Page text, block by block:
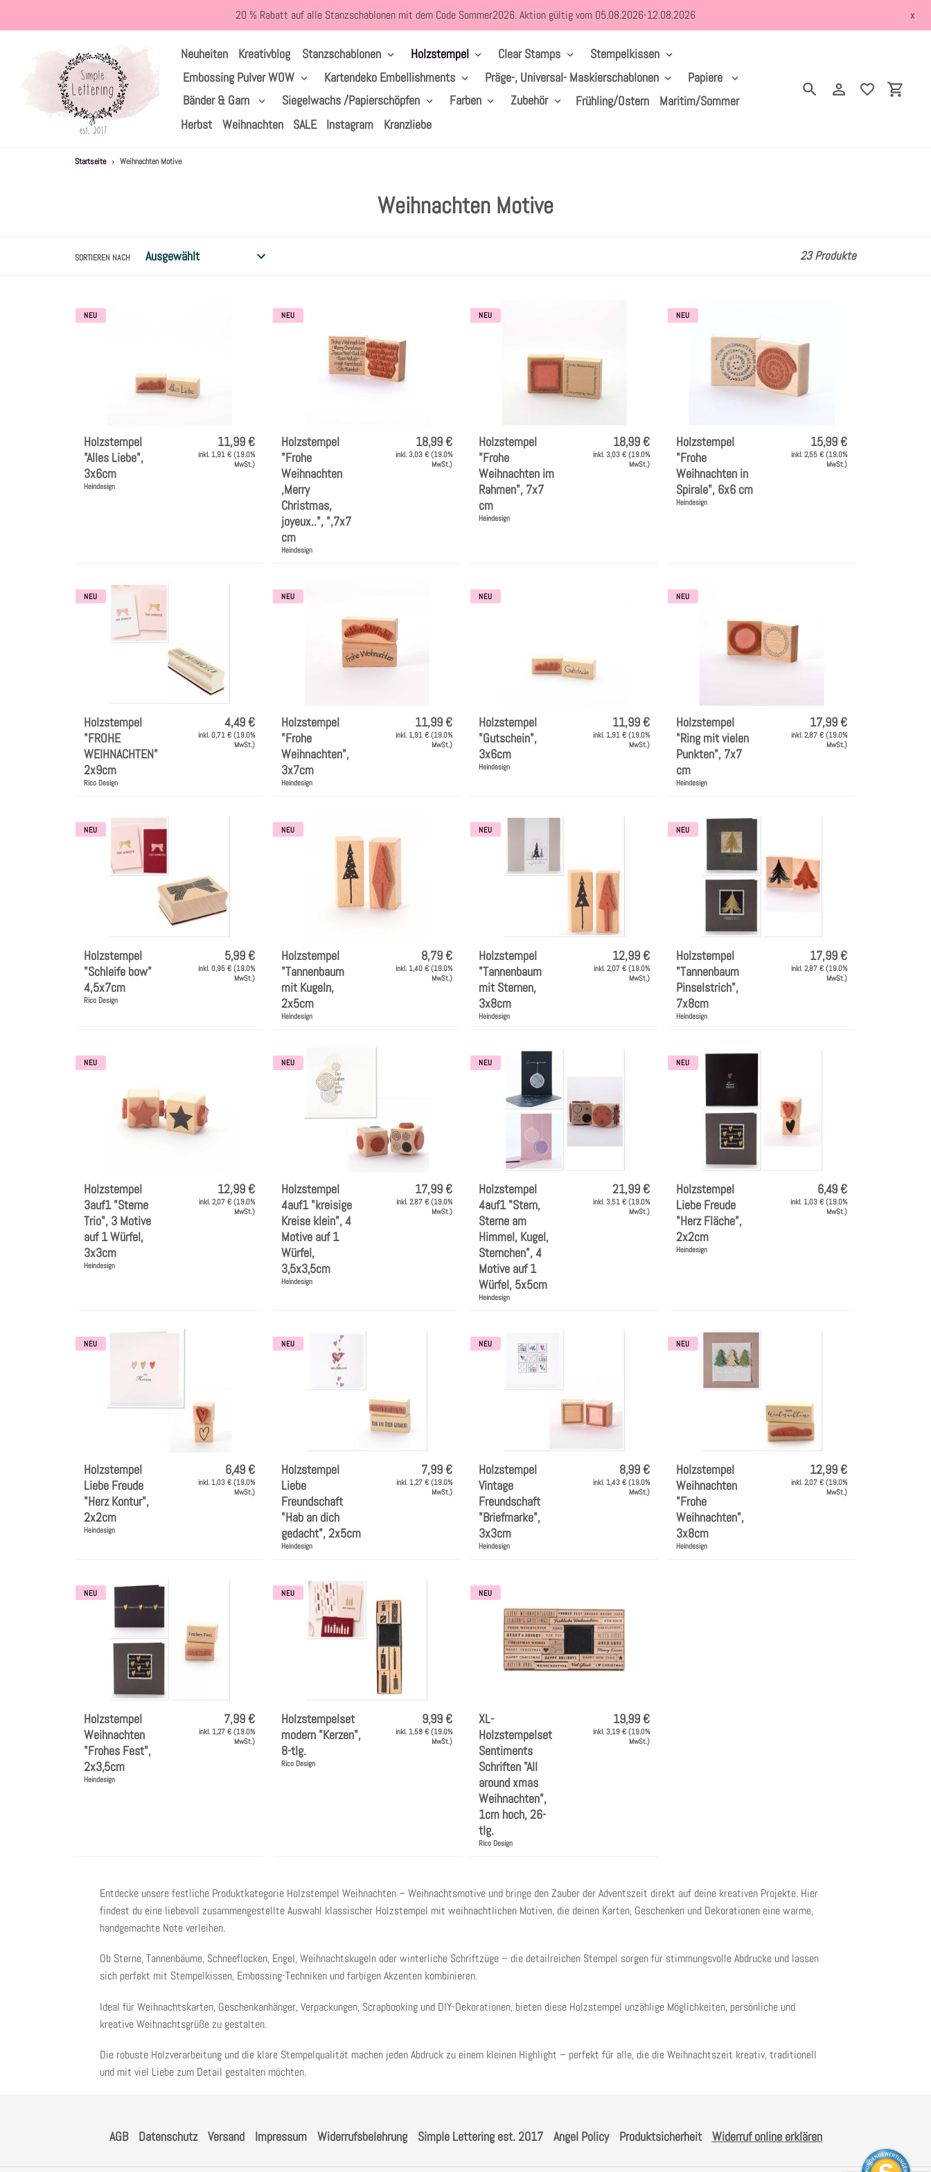
zum
20 % Rabatt auf alle Stanzschablonen mit dem Code Sommer2026. Aktion gültig vom 05.08.2026-12.08.2026 x
Neuheiten Kreativblog Stanzschablonen Holzstempel Clear Stamps
Stempelkissen
Embossing Pulver WOW
Kartendeko Embellishments Präge-, Universal- Maskierschablonen
Papiere
Bänder & Garn
Siegelwachs /Papierschöpfen Farben Zubehör Frühling/Ostern
Maritim/Sommer
Herbst
Weihnachten SALE Instagram Kranzliebe
SuchenEinloggen
Startseite › Weihnachten Motive
S
u
n
g
Weihnachten Motive
SORTIEREN NACH 23 Produkte
NEU
Holzstempel
"Alles Liebe",
3x6cm
Heindesign
11,99 €
inkl. 1,91 € (19.0%
MwSt.)
NEU
Holzstempel
"Frohe
Weihnachten
,Merry
Christmas,
joyeux..", ",7x7
cm
Heindesign
18,99 €
inkl. 3,03 € (19.0%
MwSt.)
NEU
Holzstempel
"Frohe
Weihnachten im
Rahmen", 7x7
cm
Heindesign
18,99 €
inkl. 3,03 € (19.0%
MwSt.)
NEU
Holzstempel
"Frohe
Weihnachten in
Spirale", 6x6 cm
Heindesign
15,99 €
inkl. 2,55 € (19.0%
MwSt.)
NEU
Holzstempel
"FROHE
WEIHNACHTEN"
2x9cm
Rico Design
4,49 €
inkl. 0,71 € (19.0%
MwSt.)
NEU
Holzstempel
"Frohe
Weihnachten",
3x7cm
Heindesign
11,99 €
inkl. 1,91 € (19.0%
MwSt.)
NEU
Holzstempel
"Gutschein",
3x6cm
Heindesign
11,99 €
inkl. 1,91 € (19.0%
MwSt.)
NEU
Holzstempel
"Ring mit vielen
Punkten", 7x7
cm
Heindesign
17,99 €
inkl. 2,87 € (19.0%
MwSt.)
NEU
Holzstempel
"Schleife bow"
4,5x7cm
Rico Design
5,99 €
inkl. 0,95 € (19.0%
MwSt.)
NEU
Holzstempel
"Tannenbaum
mit Kugeln,
2x5cm
Heindesign
8,79 €
inkl. 1,40 € (19.0%
MwSt.)
NEU
Holzstempel
"Tannenbaum
mit Sternen,
3x8cm
Heindesign
12,99 €
inkl. 2,07 € (19.0%
MwSt.)
NEU
Holzstempel
"Tannenbaum
Pinselstrich",
7x8cm
Heindesign
17,99 €
inkl. 2,87 € (19.0%
MwSt.)
NEU
Holzstempel
3auf1 "Sterne
Trio", 3 Motive
auf 1 Würfel,
3x3cm
Heindesign
12,99 €
inkl. 2,07 € (19.0%
MwSt.)
NEU
Holzstempel
4auf1 "kreisige
Kreise klein", 4
Motive auf 1
Würfel,
3,5x3,5cm
Heindesign
17,99 €
inkl. 2,87 € (19.0%
MwSt.)
NEU
Holzstempel
4auf1 "Stern,
Sterne am
Himmel, Kugel,
Sternchen", 4
Motive auf 1
Würfel, 5x5cm
Heindesign
21,99 €
inkl. 3,51 € (19.0%
MwSt.)
NEU
Holzstempel
Liebe Freude
"Herz Fläche",
2x2cm
Heindesign
6,49 €
inkl. 1,03 € (19.0%
MwSt.)
NEU
Holzstempel
Liebe Freude
"Herz Kontur",
2x2cm
Heindesign
6,49 €
inkl. 1,03 € (19.0%
MwSt.)
NEU
Holzstempel
Liebe
Freundschaft
"Hab an dich
gedacht", 2x5cm
Heindesign
7,99 €
inkl. 1,27 € (19.0%
MwSt.)
NEU
Holzstempel
Vintage
Freundschaft
"Briefmarke",
3x3cm
Heindesign
8,99 €
inkl. 1,43 € (19.0%
MwSt.)
NEU
Holzstempel
Weihnachten
"Frohe
Weihnachten",
3x8cm
Heindesign
12,99 €
inkl. 2,07 € (19.0%
MwSt.)
NEU
Holzstempel
Weihnachten
"Frohes Fest",
2x3,5cm
Heindesign
7,99 €
inkl. 1,27 € (19.0%
MwSt.)
NEU
Holzstempelset
modern "Kerzen",
8-tlg.
Rico Design
9,99 €
inkl. 1,59 € (19.0%
MwSt.)
NEU
XL-
Holzstempelset
Sentiments
Schriften "All
around xmas
Weihnachten",
1cm hoch, 26-
tlg.
Rico Design
19,99 €
inkl. 3,19 € (19.0%
MwSt.)
Entdecke unsere festliche Produktkategorie Holzstempel Weihnachten – Weihnachtsmotive und bringe den Zauber der Adventszeit direkt auf deine kreativen Projekte. Hier
findest du eine liebevoll zusammengestellte Auswahl klassischer Holzstempel mit weihnachtlichen Motiven, die deinen Karten, Geschenken und Dekorationen eine warme,
handgemachte Note verleihen.
Ob Sterne, Tannenbäume, Schneeflocken, Engel, Weihnachtskugeln oder winterliche Schriftzüge– die detailreichen Stempel sorgen für stimmungsvolle Abdrucke und lassen
sich perfekt mit Stempelkissen, Embossing-Techniken und farbigen Akzenten kombinieren.
Ideal fürWeihnachtskarten, Geschenkanhänger, Verpackungen, Scrapbooking und DIY-Dekorationen, bieten diese Holzstempel unzählige Möglichkeiten, persönliche und
kreative Weihnachtsgrüße zu gestalten.
Die robuste Holzverarbeitung und die klare Stempelqualität machen jeden Abdruck zu einem kleinen Highlight – perfekt für alle, die die Weihnachtszeit kreativ, traditionell
und mit viel Liebe zum Detail gestalten möchten.
AGB Datenschutz Versand Impressum Widerrufsbelehrung Simple Lettering est. 2017 Angel Policy Produktsicherheit Widerruf online erklären